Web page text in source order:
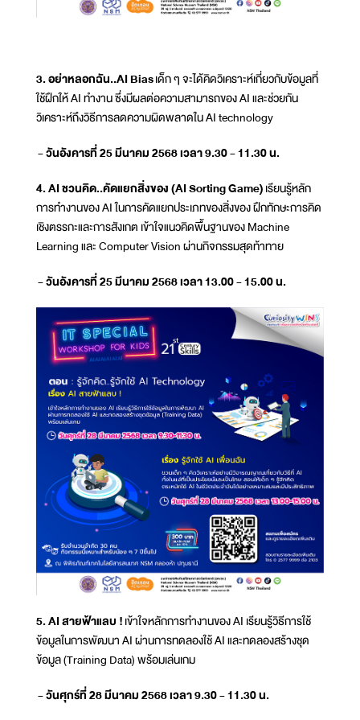
3. อย่าหลอกฉัน..AI Biasเด็ก ๆ จะได้คิดวิเคราะห์เกี่ยวกับข้อมูลที่
ใช้ฝึกให้ AI ทำงาน ซึ่งมีผลต่อความสามารถของ AI และช่วยกัน
วิเคราะห์ถึงวิธีการลดความผิดพลาดใน AI technology
- วันอังคารที่ 25 มีนาคม 2568 เวลา 9.30 - 11.30 น.
4. AI ชวนคิด..คัดแยกสิ่งของ (AI Sorting Game)เรียนรู้หลัก
การทำงานของ AI ในการคัดแยกประเภทของสิ่งของ ฝึกทักษะการคิด
เชิงตรรกะและการสังเกต เข้าใจแนวคิดพื้นฐานของ Machine
Learning และ Computer Vision ผ่านกิจกรรมสุดท้าทาย
- วันอังคารที่ 25 มีนาคม 2568 เวลา 13.00 - 15.00 น.
5. AI สายฟ้าแลบ !เข้าใจหลักการทำงานของ AI เรียนรู้วิธีการใช้
ข้อมูลในการพัฒนา AI ผ่านการทดลองใช้ AI และทดลองสร้างชุด
ข้อมูล (Training Data) พร้อมเล่นเกม
- วันศุกร์ที่ 28 มีนาคม 2568 เวลา 9.30 - 11.30 น.